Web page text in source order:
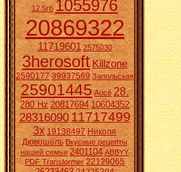
12.5гб 1055976
20869322
11719601 2575030
3herosoft Killzone
2590177 39937569 Запольская
25901445 Aucē 28.
280 Hz 20817694 10604352
2831609011717499
3x 19138497 Николя
Дювошель Вкусные рецепты
нашей семьи 2401104 ABBYY
PDF Transformer 22129065